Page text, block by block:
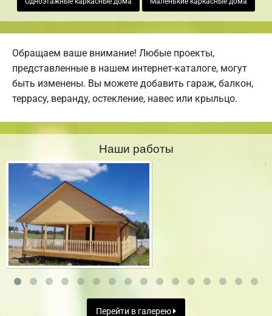
Обращаем ваше внимание! Любые проекты,
представленные в нашем интернет-каталоге, могут
быть изменены. Вы можете добавить гараж, балкон,
террасу, веранду, остекление, навес или крыльцо.
Наши работы
Перейти в галерею